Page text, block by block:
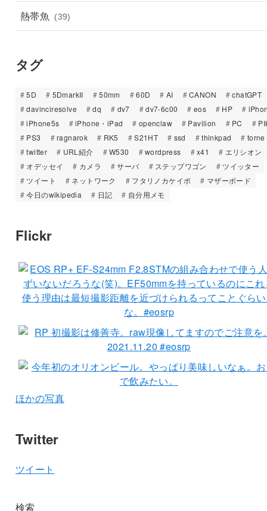
熱帯魚 (39)
タグ
5D 5DmarkII 50mm 60D AI CANON
chatGPT
davinciresolve
dq dv7 dv7-6c00 eos HP
iPhone5s
iPhone・iPad openclaw Pavilion PC
PS3
ragnarok RK5 S21HT ssd thinkpad
torne
twitter
URL紹介 W530 wordpress x41
エリシオン
オデッセイ
カメラ サーバ ステップワゴン
ツイッター
ツイート
ネットワーク フタリノカケイボ
マザーボード
今日のwikipedia
日記 自分用メモ
Flickr
ほかの写真
Twitter
ツイート
検索